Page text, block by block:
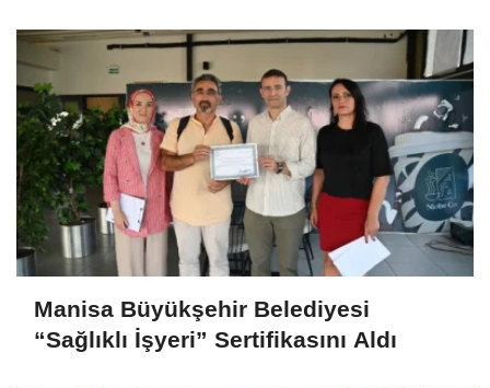
Manisa Büyükşehir Belediyesi
“Sağlıklı İşyeri” Sertifikasını Aldı